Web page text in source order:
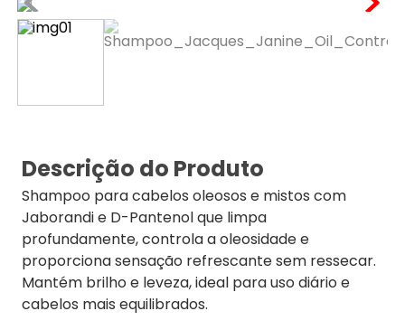
Descrição do Produto
Shampoo para cabelos oleosos e mistos com
Jaborandi e D-Pantenol que limpa
profundamente, controla a oleosidade e
proporciona sensação refrescante sem ressecar.
Mantém brilho e leveza, ideal para uso diário e
cabelos mais equilibrados.